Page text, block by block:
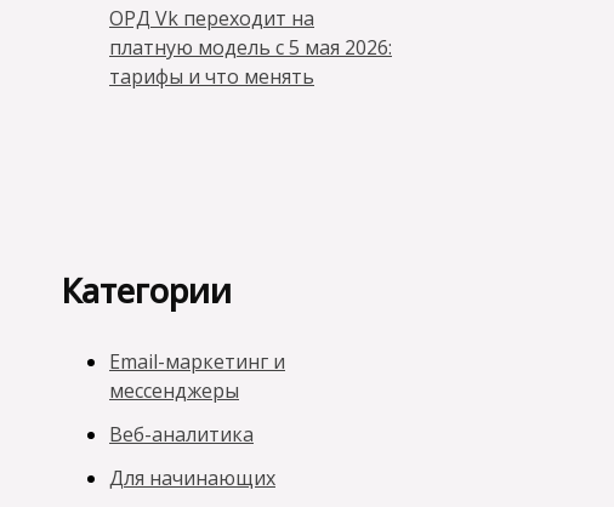
ОРД Vk переходит на
платную модель с 5 мая 2026:
тарифы и что менять
Категории
Email-маркетинг и
мессенджеры
Веб-аналитика
Для начинающих